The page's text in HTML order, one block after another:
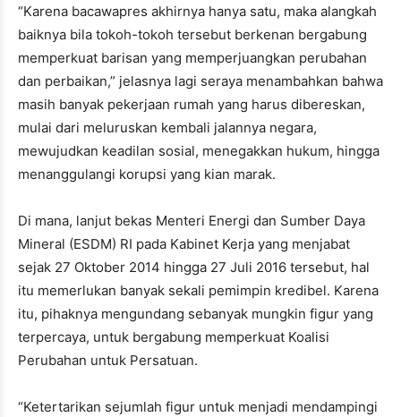
“Karena bacawapres akhirnya hanya satu, maka alangkah
baiknya bila tokoh-tokoh tersebut berkenan bergabung
memperkuat barisan yang memperjuangkan perubahan
dan perbaikan,” jelasnya lagi seraya menambahkan bahwa
masih banyak pekerjaan rumah yang harus dibereskan,
mulai dari meluruskan kembali jalannya negara,
mewujudkan keadilan sosial, menegakkan hukum, hingga
menanggulangi korupsi yang kian marak.
Di mana, lanjut bekas Menteri Energi dan Sumber Daya
Mineral (ESDM) RI pada Kabinet Kerja yang menjabat
sejak 27 Oktober 2014 hingga 27 Juli 2016 tersebut, hal
itu memerlukan banyak sekali pemimpin kredibel. Karena
itu, pihaknya mengundang sebanyak mungkin figur yang
terpercaya, untuk bergabung memperkuat Koalisi
Perubahan untuk Persatuan.
“Ketertarikan sejumlah figur untuk menjadi mendampingi